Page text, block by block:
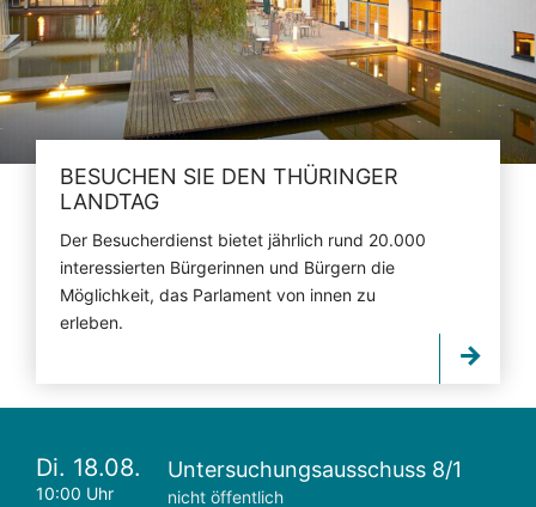
BESUCHEN SIE DEN THÜRINGER
LANDTAG
Der Besucherdienst bietet jährlich rund 20.000
interessierten Bürgerinnen und Bürgern die
Möglichkeit, das Parlament von innen zu
erleben.
Di. 18.08.
10:00 Uhr
Untersuchungsausschuss 8/1
nicht öffentlich